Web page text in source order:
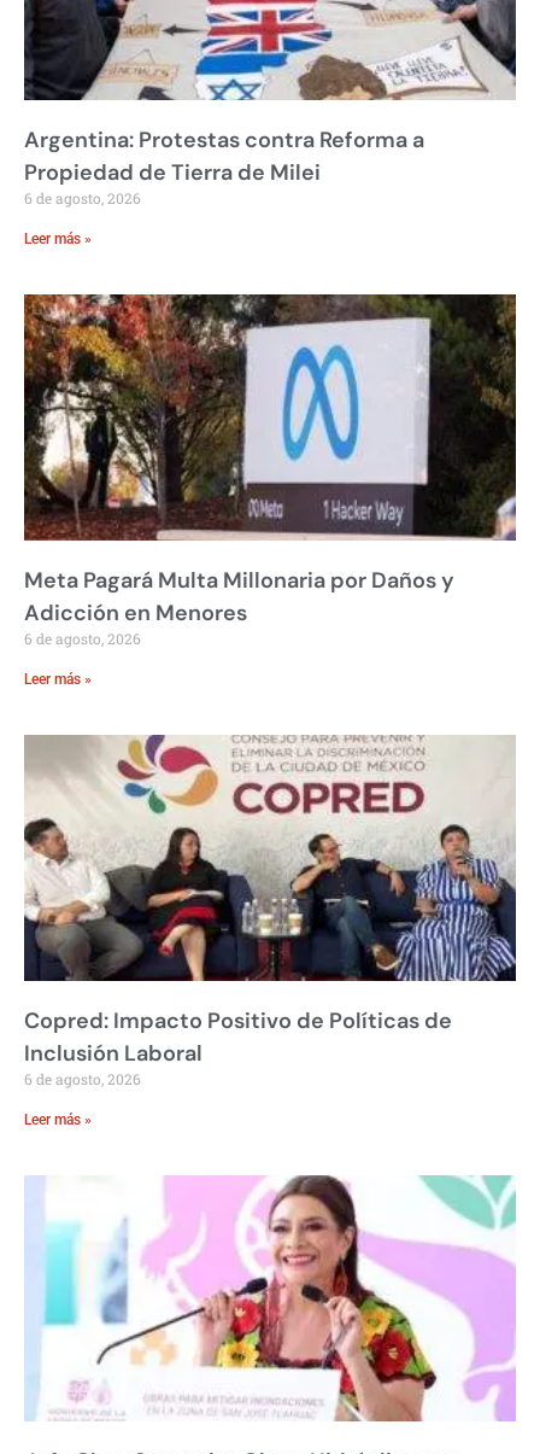
Argentina: Protestas contra Reforma a
Propiedad de Tierra de Milei
6 de agosto, 2026
Leer más »
Meta Pagará Multa Millonaria por Daños y
Adicción en Menores
6 de agosto, 2026
Leer más »
Copred: Impacto Positivo de Políticas de
Inclusión Laboral
6 de agosto, 2026
Leer más »